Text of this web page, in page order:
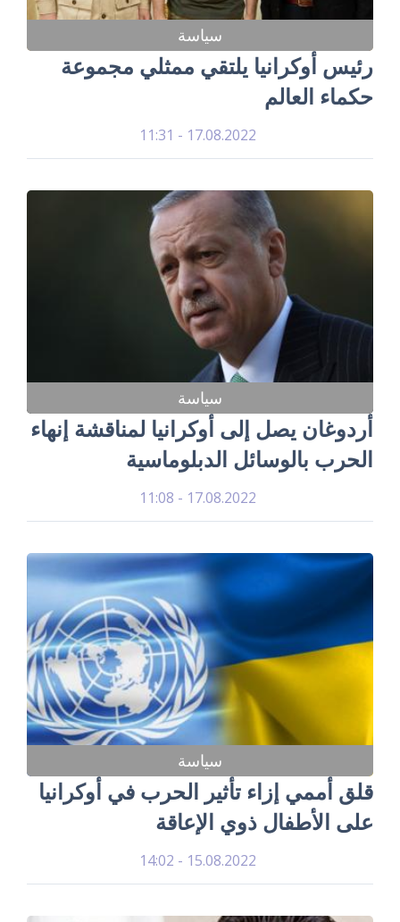
سياسة
رئيس أوكرانيا يلتقي ممثلي مجموعة
حكماء العالم
17.08.2022 - 11:31
سياسة
أردوغان يصل إلى أوكرانيا لمناقشة إنهاء
الحرب بالوسائل الدبلوماسية
17.08.2022 - 11:08
سياسة
قلق أممي إزاء تأثير الحرب في أوكرانيا
على الأطفال ذوي الإعاقة
15.08.2022 - 14:02